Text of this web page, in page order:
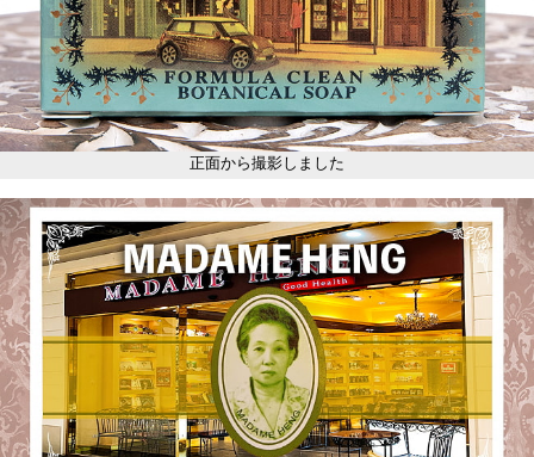
正面から撮影しました